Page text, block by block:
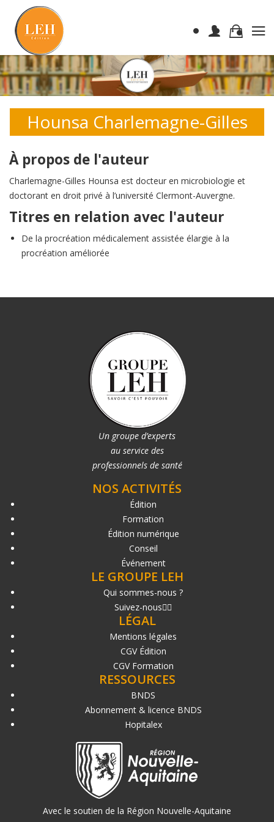
Hounsa Charlemagne-Gilles
À propos de l'auteur
Charlemagne-Gilles Hounsa est docteur en microbiologie et
doctorant en droit privé à l’université Clermont-Auvergne.
Titres en relation avec l'auteur
De la procréation médicalement assistée élargie à la
procréation améliorée
Un groupe d’experts
au service des
professionnels de santé
NOS ACTIVITÉS
Édition
Formation
Édition numérique
Conseil
Événement
LE GROUPE LEH
Qui sommes-nous ?
Suivez-nous
LÉGAL
Mentions légales
CGV Édition
CGV Formation
RESSOURCES
BNDS
Abonnement & licence BNDS
Hopitalex
Avec le soutien de la Région Nouvelle-Aquitaine